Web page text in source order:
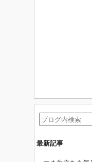
最新記事